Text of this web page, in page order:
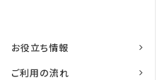
お役立ち情報
ご利用の流れ